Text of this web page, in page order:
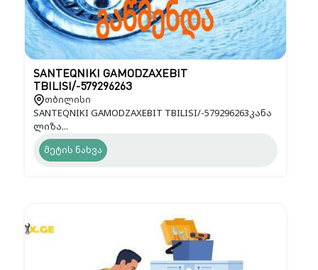
SANTEQNIKI GAMODZAXEBIT
TBILISI/-579296263
თბილისი
SANTEQNIKI GAMODZAXEBIT TBILISI/-579296263კანა
ლიზა...
მეტის ნახვა